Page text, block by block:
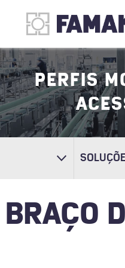
PERFIS
BRAÇO